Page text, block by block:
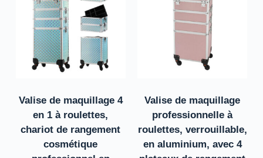
Valise de maquillage 4
en 1 à roulettes,
chariot de rangement
cosmétique
Valise de maquillage
professionnelle à
roulettes, verrouillable,
en aluminium, avec 4